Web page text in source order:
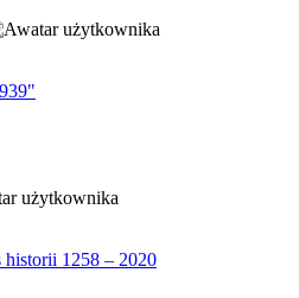
1258 – 2020